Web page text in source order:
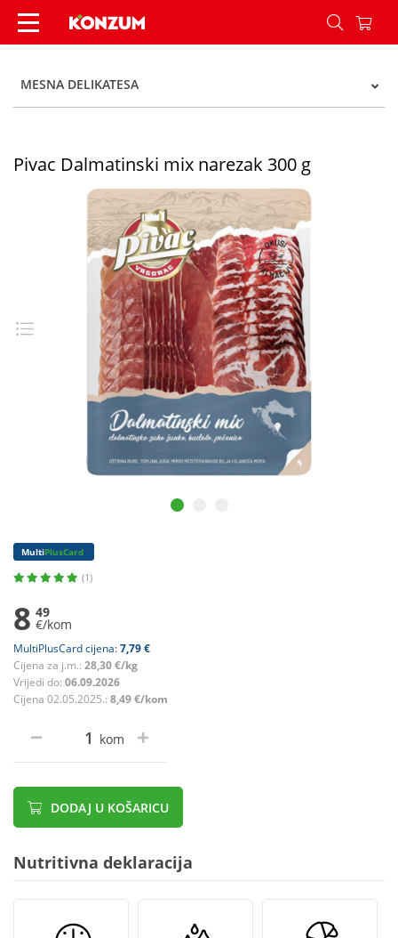
Pivac dalmatinski mix narezak 300 grama -
MESNA DELIKATESA
Pivac Dalmatinski mix narezak 300 g
MultiPlusCard
(1)
8 49
€/kom
MultiPlusCard cijena:7,79 €
Cijena za j.m.: 28,30 €/kg
Vrijedi do: 06.09.2026
Cijena 02.05.2025.: 8,49 €/kom
kom
DODAJ U KOŠARICU
Nutritivna deklaracija